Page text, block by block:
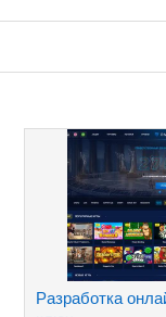
Разработка